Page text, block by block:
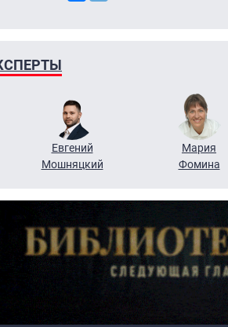
Евгений
Мошняцкий
Мария
Фомина